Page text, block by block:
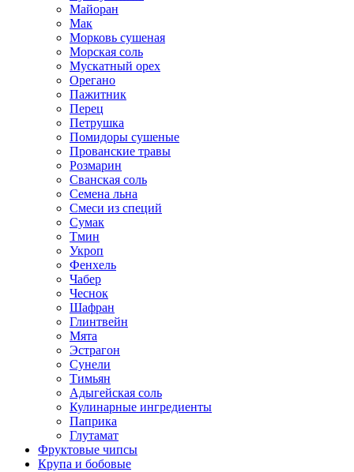
Майоран
Мак
Морковь сушеная
Морская соль
Мускатный орех
Орегано
Пажитник
Перец
Петрушка
Помидоры сушеные
Прованские травы
Розмарин
Сванская соль
Семена льна
Смеси из специй
Сумак
Тмин
Укроп
Фенхель
Чабер
Чеснок
Шафран
Глинтвейн
Мята
Эстрагон
Сунели
Тимьян
Адыгейская соль
Кулинарные ингредиенты
Паприка
Глутамат
Фруктовые чипсы
Крупа и бобовые